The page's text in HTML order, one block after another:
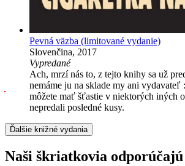
Pevná väzba (limitované vydanie)
Slovenčina, 2017
Vypredané
Ach, mrzí nás to, z tejto knihy sa už
nemáme ju na sklade my ani vydavateľ
môžete mať šťastie v niektorých iných
nepredali posledné kusy.
Ďalšie knižné vydania
Naši škriatkovia odporúčajú